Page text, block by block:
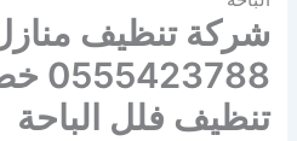
شركة تنظيف منازل
تنظيف فلل الباحة